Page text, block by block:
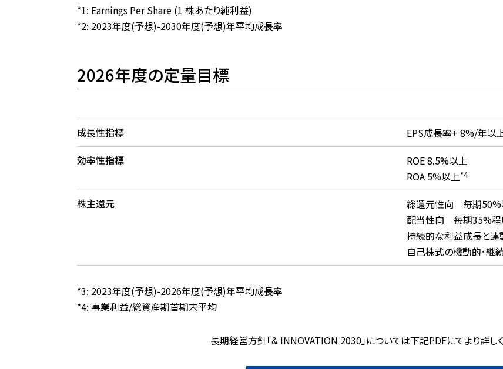
*1: Earnings Per Share (1 株あたり純利益)
*2: 2023年度(予想)-2030年度(予想)年平均成長率
2026年度の定量目標
成長性指標 EPS成長率+ 8%/年以
効率性指標
ROE 8.5%以上
ROA 5%以上*4
株主還元
総還元性向 毎期50%
配当性向 毎期35%程
持続的な利益成長と連
自己株式の機動的･継
*3: 2023年度(予想)-2026年度(予想)年平均成長率
*4: 事業利益/総資産期首期末平均
長期経営方針「& INNOVATION 2030」については下記PDFにてより詳し